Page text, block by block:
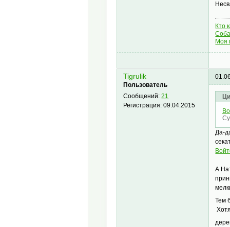
Кто
Моя
Tigrulik
Пользователь
Сообщений:21
Регистрация:09.04.2015
Да-
А
Тем